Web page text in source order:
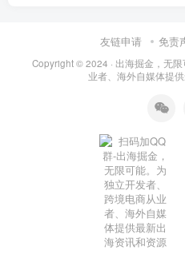
友链申请 免责
Copyright © 2024 · 出海掘金，无
业者、海外自媒体提